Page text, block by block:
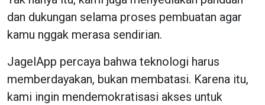
dan dukungan selama proses pembuatan agar
kamu nggak merasa sendirian.
JagelApp percaya bahwa teknologi harus
memberdayakan, bukan membatasi. Karena itu,
kami ingin mendemokratisasi akses untuk